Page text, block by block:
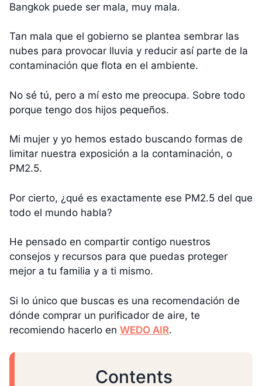
Bangkok puede ser mala, muy mala.
Tan mala que el gobierno se plantea sembrar las
nubes para provocar lluvia y reducir así parte de la
contaminación que flota en el ambiente.
No sé tú, pero a mí esto me preocupa. Sobre todo
porque tengo dos hijos pequeños.
Mi mujer y yo hemos estado buscando formas de
limitar nuestra exposición a la contaminación, o
PM2.5.
Por cierto, ¿qué es exactamente ese PM2.5 del que
todo el mundo habla?
He pensado en compartir contigo nuestros
consejos y recursos para que puedas proteger
mejor a tu familia y a ti mismo.
Si lo único que buscas es una recomendación de
dónde comprar un purificador de aire, te
recomiendo hacerlo en WEDO AIR.
Contents